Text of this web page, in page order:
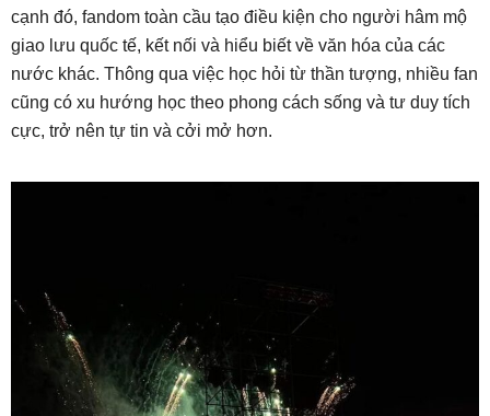
cạnh đó, fandom toàn cầu tạo điều kiện cho người hâm mộ
giao lưu quốc tế, kết nối và hiểu biết về văn hóa của các
nước khác. Thông qua việc học hỏi từ thần tượng, nhiều fan
cũng có xu hướng học theo phong cách sống và tư duy tích
cực, trở nên tự tin và cởi mở hơn.